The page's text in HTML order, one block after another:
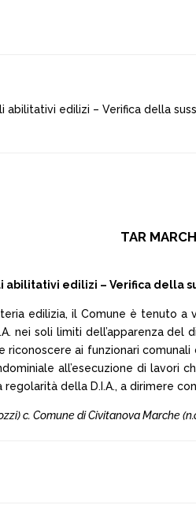
abilitativi edilizi – Verifica della
TAR
abilitativi edilizi – Verifica
edilizia, il Comune è tenuto
nei soli limiti dell’apparenza
ai funzionari
all’esecuzione di
della D.I.A., a dirimere
c. Comune di Civitanova Marche